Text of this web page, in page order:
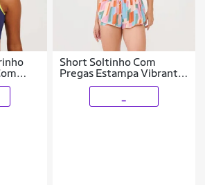
Short Soltinho Com
Pregas Estampa Vibrant
Poliamida Soft Donna